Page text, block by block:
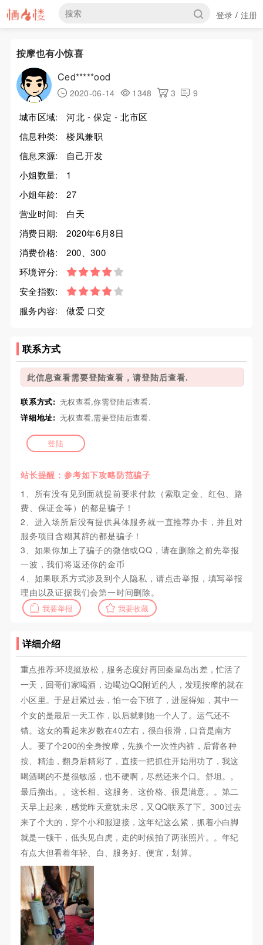
登录 / 注册
按摩也有小惊喜
Ced*****ood
2020-06-14 1348 3 9
城市区域:
河北 - 保定 - 北市区
信息种类:
楼凤兼职
信息来源:
自己开发
小姐数量:
1
小姐年龄:
27
营业时间:
白天
消费日期:
2020年6月8日
消费价格:
200、300
环境评分:
安全指数:
服务内容:
做爱 口交
联系方式
此信息查看需要登陆查看，请登陆后查看.
联系方式: 无权查看,你需登陆后查看.
详细地址: 无权查看,需要登陆后查看.
登陆
站长提醒：参考如下攻略防范骗子
1、所有没有见到面就提前要求付款（索取定金、红包、路
费、保证金等）的都是骗子！
2、进入场所后没有提供具体服务就一直推荐办卡，并且对
服务项目含糊其辞的都是骗子！
3、如果你加上了骗子的微信或QQ，请在删除之前先举报
一波，我们将返还你的金币
4、如果联系方式涉及到个人隐私，请点击举报，填写举报
理由以及证据我们会第一时间删除。
我要举报 我要收藏
详细介绍
重点推荐:环境挺放松，服务态度好再回秦皇岛出差，忙活了
一天，回哥们家喝酒，边喝边QQ附近的人，发现按摩的就在
小区里。于是赶紧过去，怕一会下班了，进屋得知，其中一
个女的是最后一天工作，以后就剩她一个人了。运气还不
错。这女的看起来岁数在40左右，很白很滑，口音是南方
人。要了个200的全身按摩，先换个一次性内裤，后背各种
按、精油，翻身后精彩了，直接一把抓住开始用功了，我这
喝酒喝的不是很敏感，也不硬啊，尽然还来个口。舒坦。。
最后撸出。。这长相、这服务、这价格、很是满意。。第二
天早上起来，感觉昨天意犹未尽，又QQ联系了下。300过去
来了个大的，穿个小和服迎接，这年纪这么紧，抓着小白脚
就是一顿干，低头见白虎，走的时候拍了两张照片。。年纪
有点大但看着年轻、白、服务好、便宜，划算。